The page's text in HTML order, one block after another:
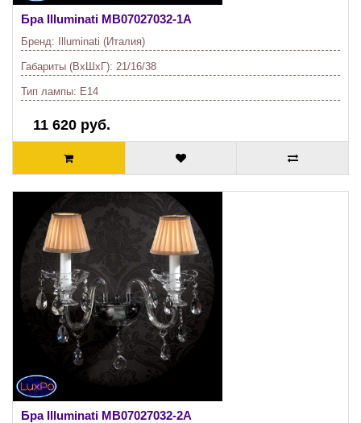
Бра Illuminati MB07027032-1A
Бренд: Illuminati (Италия)
Габариты (ВхШхГ): 21/16/38
Тип лампы: E14
11 620 руб.
Бра Illuminati MB07027032-2A